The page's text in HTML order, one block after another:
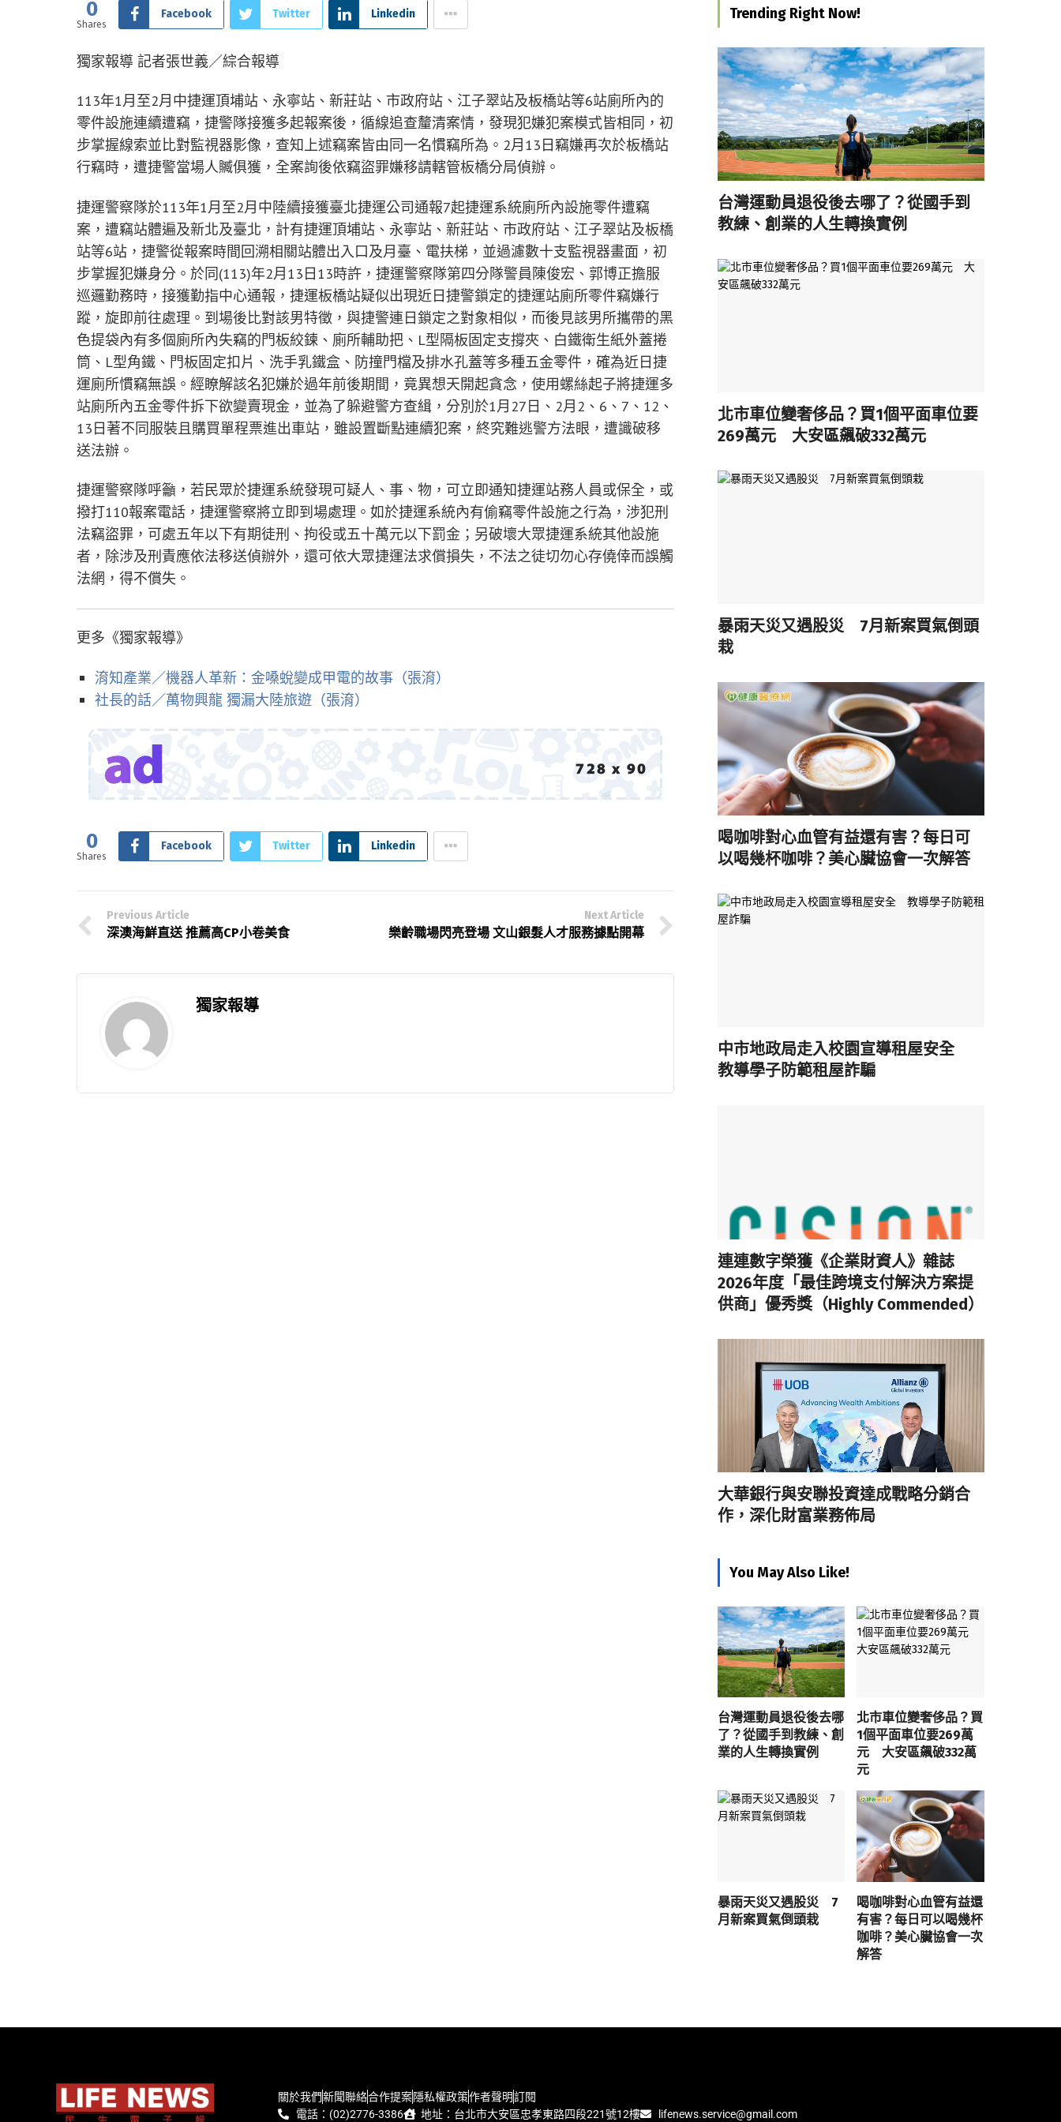
0
Shares
Facebook Twitter Linkedin
獨家報導 記者張世義／綜合報導
113年1月至2月中捷運頂埔站、永寧站、新莊站、市政府站、江子翠站及板橋站等6站廁所內的
零件設施連續遭竊，捷警隊接獲多起報案後，循線追查釐清案情，發現犯嫌犯案模式皆相同，初
步掌握線索並比對監視器影像，查知上述竊案皆由同一名慣竊所為。2月13日竊嫌再次於板橋站
行竊時，遭捷警當場人贓俱獲，全案詢後依竊盜罪嫌移請轄管板橋分局偵辦。
捷運警察隊於113年1月至2月中陸續接獲臺北捷運公司通報7起捷運系統廁所內設施零件遭竊
案，遭竊站體遍及新北及臺北，計有捷運頂埔站、永寧站、新莊站、市政府站、江子翠站及板橋
站等6站，捷警從報案時間回溯相關站體出入口及月臺、電扶梯，並過濾數十支監視器畫面，初
步掌握犯嫌身分。於同(113)年2月13日13時許，捷運警察隊第四分隊警員陳俊宏、郭博正擔服
巡邏勤務時，接獲勤指中心通報，捷運板橋站疑似出現近日捷警鎖定的捷運站廁所零件竊嫌行
蹤，旋即前往處理。到場後比對該男特徵，與捷警連日鎖定之對象相似，而後見該男所攜帶的黑
色提袋內有多個廁所內失竊的門板絞鍊、廁所輔助把、L型隔板固定支撐夾、白鐵衛生紙外蓋捲
筒、L型角鐵、門板固定扣片、洗手乳鐵盒、防撞門檔及排水孔蓋等多種五金零件，確為近日捷
運廁所慣竊無誤。經瞭解該名犯嫌於過年前後期間，竟異想天開起貪念，使用螺絲起子將捷運多
站廁所內五金零件拆下欲變賣現金，並為了躲避警方查緝，分別於1月27日、2月2、6、7、12、
13日著不同服裝且購買單程票進出車站，雖設置斷點連續犯案，終究難逃警方法眼，遭識破移
送法辦。
捷運警察隊呼籲，若民眾於捷運系統發現可疑人、事、物，可立即通知捷運站務人員或保全，或
撥打110報案電話，捷運警察將立即到場處理。如於捷運系統內有偷竊零件設施之行為，涉犯刑
法竊盜罪，可處五年以下有期徒刑、拘役或五十萬元以下罰金；另破壞大眾捷運系統其他設施
者，除涉及刑責應依法移送偵辦外，還可依大眾捷運法求償損失，不法之徒切勿心存僥倖而誤觸
法網，得不償失。
更多《獨家報導》
淯知產業／機器人革新：金嗓蛻變成甲電的故事（張淯）
社長的話／萬物興龍 獨漏大陸旅遊（張淯）
0
Shares
Facebook Twitter Linkedin
Previous Article
深澳海鮮直送 推薦高CP小卷美食
Next Article
樂齡職場閃亮登場 文山銀髮人才服務據點開幕
獨家報導
Trending Right Now!
台灣運動員退役後去哪了？從國手到
教練、創業的人生轉換實例
北市車位變奢侈品？買1個平面車位要
269萬元 大安區飆破332萬元
暴雨天災又遇股災 7月新案買氣倒頭
栽
喝咖啡對心血管有益還有害？每日可
以喝幾杯咖啡？美心臟協會一次解答
中市地政局走入校園宣導租屋安全
教導學子防範租屋詐騙
連連數字榮獲《企業財資人》雜誌
2026年度「最佳跨境支付解決方案提
供商」優秀獎（Highly Commended）
大華銀行與安聯投資達成戰略分銷合
作，深化財富業務佈局
You May Also Like!
台灣運動員退役後去哪
了？從國手到教練、創
業的人生轉換實例
北市車位變奢侈品？買
1個平面車位要269萬
元 大安區飆破332萬
元
暴雨天災又遇股災 7
月新案買氣倒頭栽
喝咖啡對心血管有益還
有害？每日可以喝幾杯
咖啡？美心臟協會一次
解答
關於我們新聞聯絡合作提案隱私權政策作者聲明訂閱
電話：(02)2776-3386
地址：台北市大安區忠孝東路四段221號12樓 lifenews.service@gmail.com